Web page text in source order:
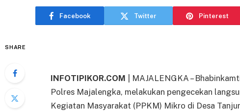
Facebook Twitter Pinterest
SHARE
INFOTIPIKOR.COM
| MAJALENGKA –
Polres Majalengka, melakukan pengecekan
Kegiatan Masyarakat (PPKM) Mikro di Desa